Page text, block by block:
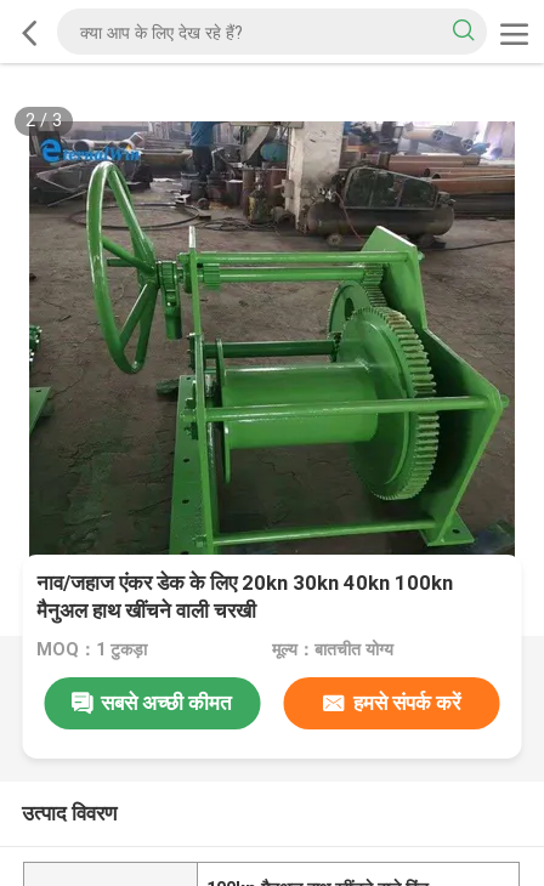
2/3
नाव/जहाज एंकर डेक के लिए 20kn 30kn 40kn 100kn
मैनुअल हाथ खींचने वाली चरखी
MOQ：1 टुकड़ा मूल्य：बातचीत योग्य
सबसे अच्छी कीमत हमसे संपर्क करें
उत्पाद विवरण